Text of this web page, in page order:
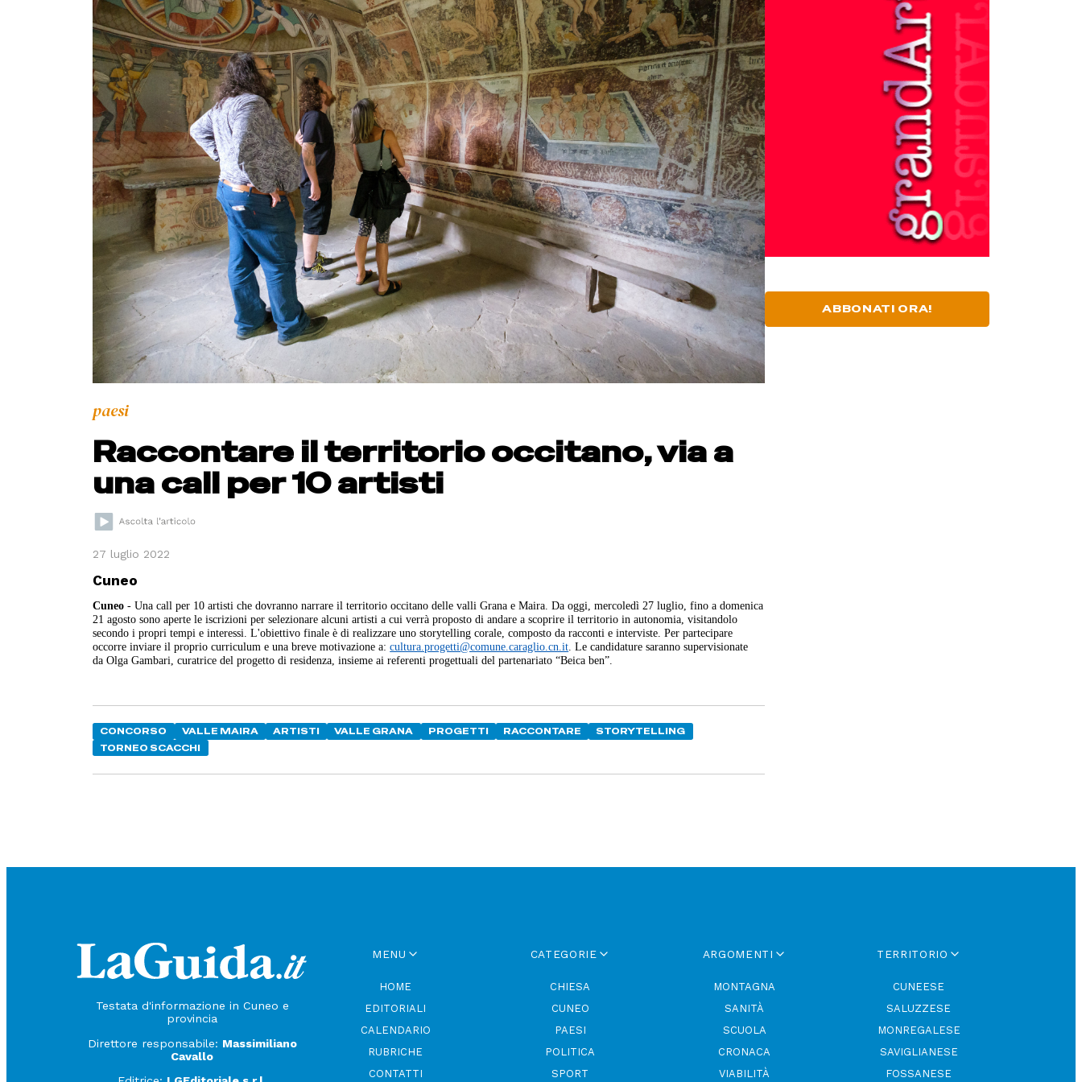
paesi
Raccontare il territorio occitano, via a
una call per 10 artisti
27 luglio 2022
Cuneo
Cuneo - Una call per 10 artisti che dovranno narrare il territorio occitano delle valli Grana e Maira. Da oggi, mercoledì 27 luglio, fino a domenica
21 agosto sono aperte le iscrizioni per selezionare alcuni artisti a cui verrà proposto di andare a scoprire il territorio in autonomia, visitandolo
secondo i propri tempi e interessi. L'obiettivo finale è di realizzare uno storytelling corale, composto da racconti e interviste. Per partecipare
occorre inviare il proprio curriculum e una breve motivazione a:cultura.progetti@comune.caraglio.cn.it. Le candidature saranno supervisionate
da Olga Gambari, curatrice del progetto di residenza, insieme ai referenti progettuali del partenariato “Beica ben”.
CONCORSO VALLE MAIRA ARTISTI VALLE GRANA PROGETTI RACCONTARE
STORYTELLING
TORNEO SCACCHI
ABBONATI ORA!
Testata d'informazione in Cuneo e
provincia
Direttore responsabile: Massimiliano
Cavallo
MENU
HOME
EDITORIALI
CALENDARIO
RUBRICHE
CONTATTI
CATEGORIE
CHIESA
CUNEO
PAESI
POLITICA
SPORT
ARGOMENTI
MONTAGNA
SANITÀ
SCUOLA
CRONACA
VIABILITÀ
TERRITORIO
CUNEESE
SALUZZESE
MONREGALESE
SAVIGLIANESE
FOSSANESE